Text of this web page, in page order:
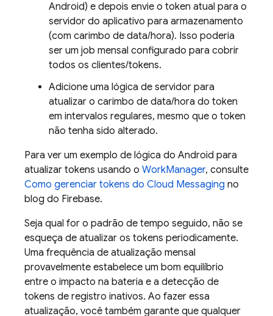
Android) e depois envie o token atual para o
servidor do aplicativo para armazenamento
(com carimbo de data/hora). Isso poderia
ser um job mensal configurado para cobrir
todos os clientes/tokens.
Adicione uma lógica de servidor para
atualizar o carimbo de data/hora do token
em intervalos regulares, mesmo que o token
não tenha sido alterado.
Para ver um exemplo de lógica do Android para
atualizar tokens usando o WorkManager, consulte
Como gerenciar tokens do Cloud Messaging no
blog do Firebase.
Seja qual for o padrão de tempo seguido, não se
esqueça de atualizar os tokens periodicamente.
Uma frequência de atualização mensal
provavelmente estabelece um bom equilíbrio
entre o impacto na bateria e a detecção de
tokens de registro inativos. Ao fazer essa
atualização, você também garante que qualquer